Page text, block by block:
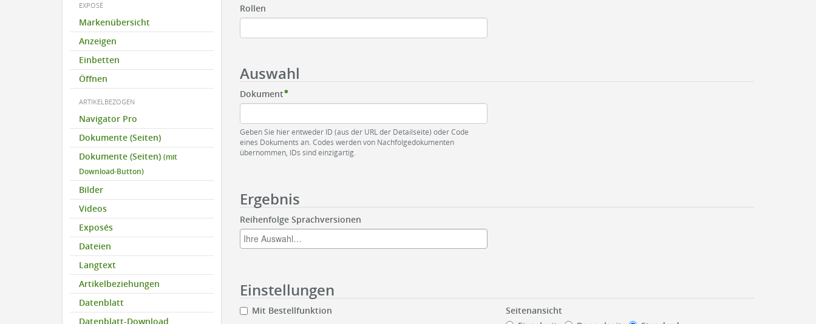
EXPOSÉ
Markenübersicht
Anzeigen
Einbetten
Öffnen
ARTIKELBEZOGEN
Navigator Pro
Dokumente (Seiten)
Dokumente (Seiten) (mit
Download-Button)
Bilder
Videos
Exposés
Dateien
Langtext
Artikelbeziehungen
Datenblatt
Datenblatt-Download
Rollen
Auswahl
Dokument
Geben Sie hier entweder ID (aus der URL der Detailseite) oder Code
eines Dokuments an. Codes werden von Nachfolgedokumenten
übernommen, IDs sind einzigartig.
Ergebnis
Reihenfolge Sprachversionen
Einstellungen
Mit Bestellfunktion
Seitenansicht